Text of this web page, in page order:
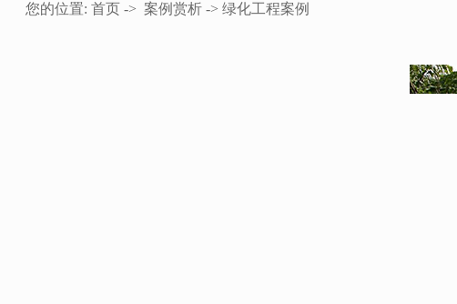
您的位置: 首页 -> 案例赏析 -> 绿化工程案例